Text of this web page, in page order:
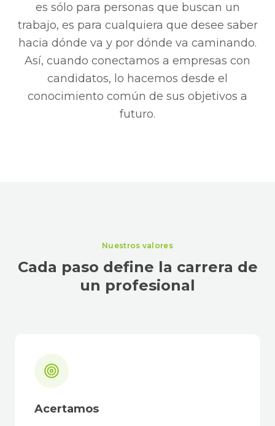
es sólo para personas que buscan un
trabajo, es para cualquiera que desee saber
hacia dónde va y por dónde va caminando.
Así, cuando conectamos a empresas con
candidatos, lo hacemos desde el
conocimiento común de sus objetivos a
futuro.
Nuestros valores
Cada paso define la carrera de
un profesional
Acertamos